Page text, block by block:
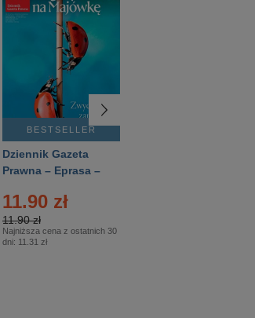
BESTSELLER
Dziennik Gazeta
Prawna – Eprasa –
11.90 zł
11.90 zł
Najniższa cena z ostatnich 30
dni: 11.31 zł